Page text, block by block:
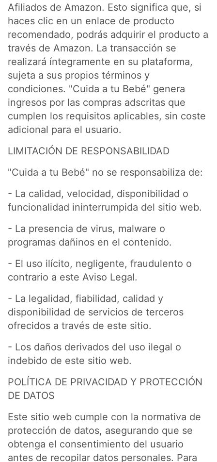
Afiliados de Amazon. Esto significa que, si
haces clic en un enlace de producto
recomendado, podrás adquirir el producto a
través de Amazon. La transacción se
realizará íntegramente en su plataforma,
sujeta a sus propios términos y
condiciones. "Cuida a tu Bebé" genera
ingresos por las compras adscritas que
cumplen los requisitos aplicables, sin coste
adicional para el usuario.
LIMITACIÓN DE RESPONSABILIDAD
"Cuida a tu Bebé" no se responsabiliza de:
- La calidad, velocidad, disponibilidad o
funcionalidad ininterrumpida del sitio web.
- La presencia de virus, malware o
programas dañinos en el contenido.
- El uso ilícito, negligente, fraudulento o
contrario a este Aviso Legal.
- La legalidad, fiabilidad, calidad y
disponibilidad de servicios de terceros
ofrecidos a través de este sitio.
- Los daños derivados del uso ilegal o
indebido de este sitio web.
POLÍTICA DE PRIVACIDAD Y PROTECCIÓN
DE DATOS
Este sitio web cumple con la normativa de
protección de datos, asegurando que se
obtenga el consentimiento del usuario
antes de recopilar datos personales. Para